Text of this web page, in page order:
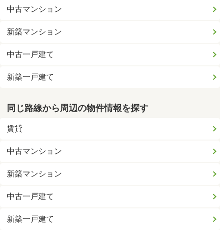
中古マンション
新築マンション
中古一戸建て
新築一戸建て
同じ路線から周辺の物件情報を探す
賃貸
中古マンション
新築マンション
中古一戸建て
新築一戸建て